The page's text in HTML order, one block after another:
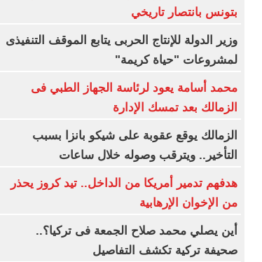
بتونس بانتصار تاريخي
وزير الدولة للإنتاج الحربى يتابع الموقف التنفيذى
لمشروعات "حياة كريمة"
محمد أسامة يعود لرئاسة الجهاز الطبي فى
الزمالك بعد تمسك الإدارة
الزمالك يوقع عقوبة على شيكو بانزا بسبب
التأخير.. ويترقب وصوله خلال ساعات
هدفهم تدمير أمريكا من الداخل.. تيد كروز يحذر
من الإخوان الإرهابية
أين يصلي محمد صلاح الجمعة فى تركيا؟..
صحيفة تركية تكشف التفاصيل